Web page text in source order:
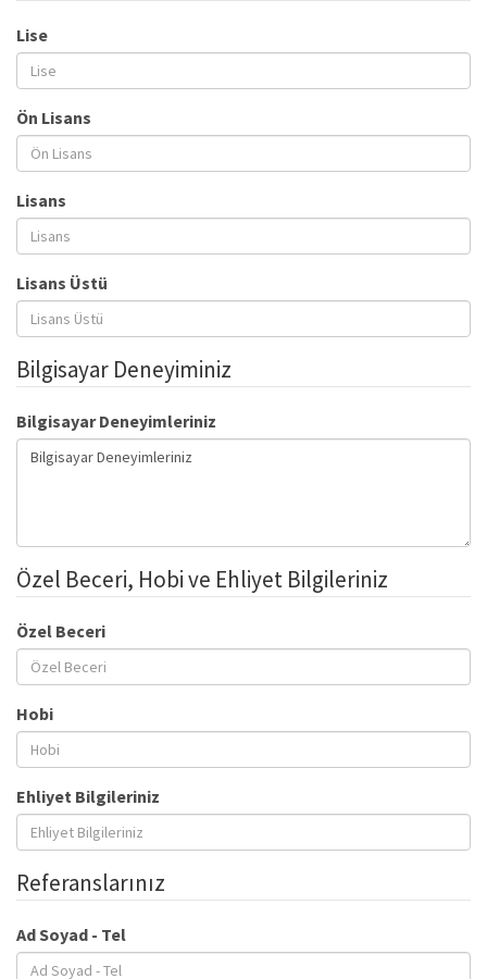
Lise
Ön Lisans
Lisans
Lisans Üstü
Bilgisayar Deneyiminiz
Bilgisayar Deneyimleriniz
Özel Beceri, Hobi ve Ehliyet Bilgileriniz
Özel Beceri
Hobi
Ehliyet Bilgileriniz
Referanslarınız
Ad Soyad - Tel